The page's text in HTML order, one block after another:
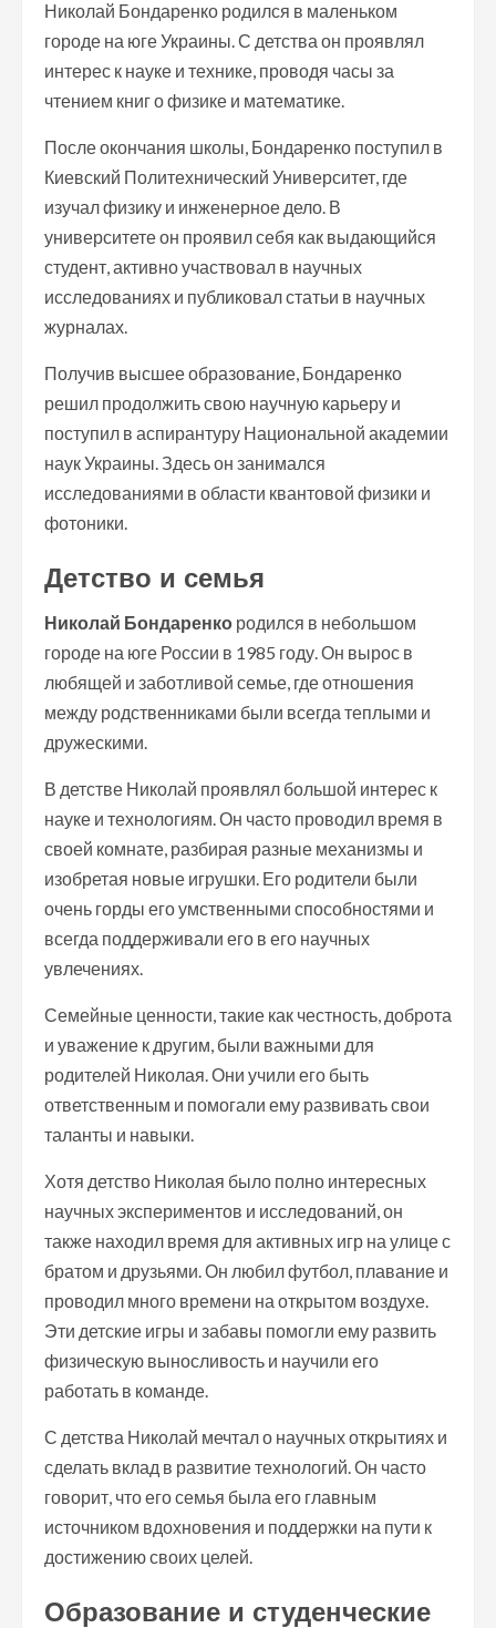
Николай Бондаренко родился в маленьком
городе на юге Украины. С детства он проявлял
интерес к науке и технике, проводя часы за
чтением книг о физике и математике.
После окончания школы, Бондаренко поступил в
Киевский Политехнический Университет, где
изучал физику и инженерное дело. В
университете он проявил себя как выдающийся
студент, активно участвовал в научных
исследованиях и публиковал статьи в научных
журналах.
Получив высшее образование, Бондаренко
решил продолжить свою научную карьеру и
поступил в аспирантуру Национальной академии
наук Украины. Здесь он занимался
исследованиями в области квантовой физики и
фотоники.
Детство и семья
Николай Бондаренко родился в небольшом
городе на юге России в 1985 году. Он вырос в
любящей и заботливой семье, где отношения
между родственниками были всегда теплыми и
дружескими.
В детстве Николай проявлял большой интерес к
науке и технологиям. Он часто проводил время в
своей комнате, разбирая разные механизмы и
изобретая новые игрушки. Его родители были
очень горды его умственными способностями и
всегда поддерживали его в его научных
увлечениях.
Семейные ценности, такие как честность, доброта
и уважение к другим, были важными для
родителей Николая. Они учили его быть
ответственным и помогали ему развивать свои
таланты и навыки.
Хотя детство Николая было полно интересных
научных экспериментов и исследований, он
также находил время для активных игр на улице с
братом и друзьями. Он любил футбол, плавание и
проводил много времени на открытом воздухе.
Эти детские игры и забавы помогли ему развить
физическую выносливость и научили его
работать в команде.
С детства Николай мечтал о научных открытиях и
сделать вклад в развитие технологий. Он часто
говорит, что его семья была его главным
источником вдохновения и поддержки на пути к
достижению своих целей.
Образование и студенческие